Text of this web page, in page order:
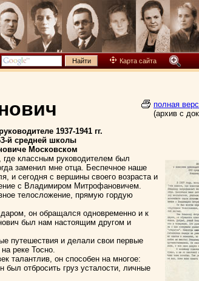
Карта сайта
полная
(архив с
1937-1941 гг.
й средней школы
Московском
где классным руководителем был
заменил мне отца. Беспечное наше
и сегодня с вершины своего возраста и
с Владимиром Митрофановичем.
телосложение, прямую гордую
он обращался одновременно и к
был нам настоящим другом и
путешествия и делали свои первые
реке Тосно.
талантлив, он способен на многое:
отбросить груз усталости, личные